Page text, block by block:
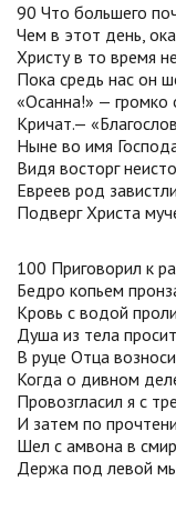
90 Что большего
Чем в этот день,
Христу в то время
Пока средь нас он
«Осанна!» — громко
Кричат.—
Ныне во имя
Видя восторг
Евреев род
Подверг Христа
100 Приговорил к
Бедро копьем
Кровь с водой
Душа из тела
В руце Отца
Когда о дивном
Провозгласил я с
И затем по
Шел с амвона в
Держа под левой